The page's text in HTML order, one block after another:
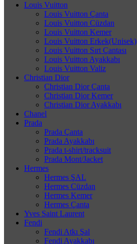
Louis Vuitton
Louis Vuitton Çanta
Louis Vuitton Cüzdan
Louis Vuitton Kemer
Louis Vuitton Erkek(Unisek)
Louis Vuitton Sırt Çantası
Louis Vuitton Ayakkabı
Louis Vuitton Valiz
Christian Dior
Christian Dior Çanta
Christian Dior Kemer
Christian Dior Ayakkabı
Chanel
Prada
Prada Çanta
Prada Ayakkabı
Prada t-shirt/tracksuit
Prada Mont/Jacket
Hermes
Hermes ŞAL
Hermes Cüzdan
Hermes Kemer
Hermes Çanta
Yves Saint Laurent
Fendi
Fendi Atkı Şal
Fendi Ayakkabı